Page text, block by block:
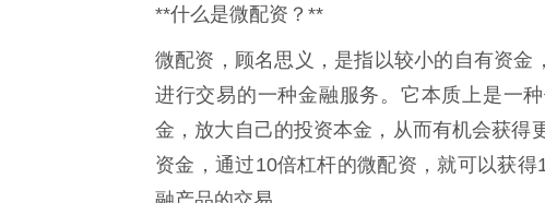
**什么是微配资？**
微配资，顾名思义，是指以较小的自有资
进行交易的一种金融服务。它本质上是一
金，放大自己的投资本金，从而有机会获得
资金，通过10倍杠杆的微配资，就可以获